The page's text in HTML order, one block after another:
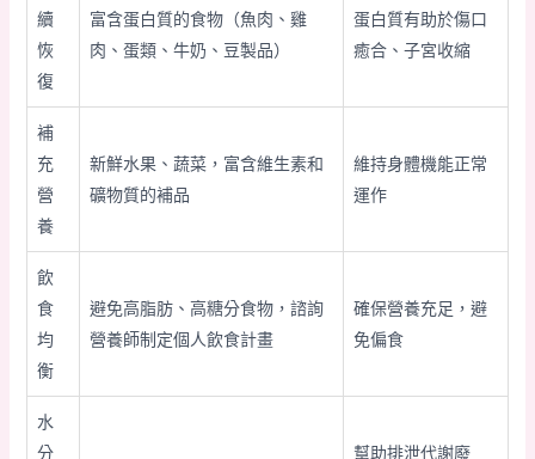
續
恢
復
富含蛋白質的食物（魚肉、雞
肉、蛋類、牛奶、豆製品）
蛋白質有助於傷口
癒合、子宮收縮
補
充
營
養
新鮮水果、蔬菜，富含維生素和
礦物質的補品
維持身體機能正常
運作
飲
食
均
衡
避免高脂肪、高糖分食物，諮詢
營養師制定個人飲食計畫
確保營養充足，避
免偏食
水
分
幫助排泄代謝廢